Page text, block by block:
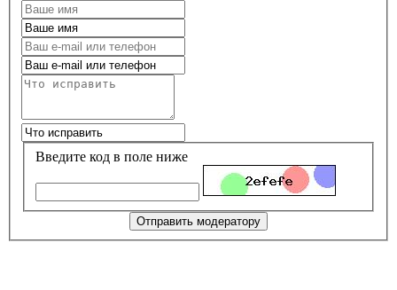
Введите код в поле ниже
Отправить модератору